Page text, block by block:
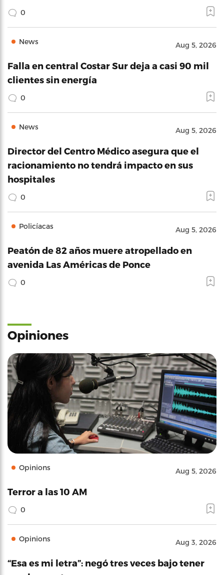
0
News Aug 5, 2026
Falla en central Costar Sur deja a casi 90 mil
clientes sin energía
0
News Aug 5, 2026
Director del Centro Médico asegura que el
racionamiento no tendrá impacto en sus
hospitales
0
Policíacas Aug 5, 2026
Peatón de 82 años muere atropellado en
avenida Las Américas de Ponce
0
Opiniones
Opinions Aug 5, 2026
Terror a las 10 AM
0
Opinions Aug 3, 2026
“Esa es mi letra”: negó tres veces bajo tener